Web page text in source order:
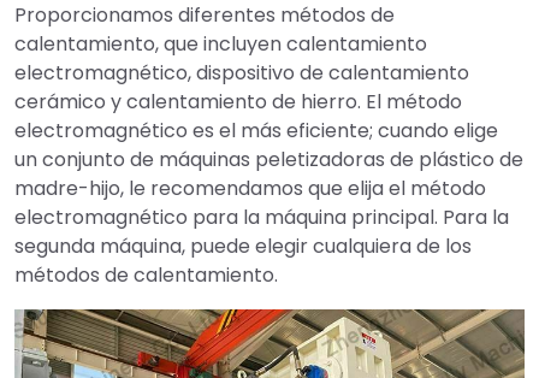
Proporcionamos diferentes métodos de
calentamiento, que incluyen calentamiento
electromagnético, dispositivo de calentamiento
cerámico y calentamiento de hierro. El método
electromagnético es el más eficiente; cuando elige
un conjunto de máquinas peletizadoras de plástico de
madre-hijo, le recomendamos que elija el método
electromagnético para la máquina principal. Para la
segunda máquina, puede elegir cualquiera de los
métodos de calentamiento.